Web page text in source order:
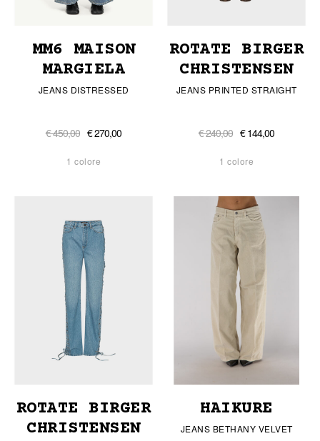
MM6 MAISON
MARGIELA
JEANS DISTRESSED
€ 450,00 € 270,00
1 colore
ROTATE BIRGER
CHRISTENSEN
JEANS PRINTED STRAIGHT
€ 240,00 € 144,00
1 colore
ROTATE BIRGER
CHRISTENSEN
HAIKURE
JEANS BETHANY VELVET